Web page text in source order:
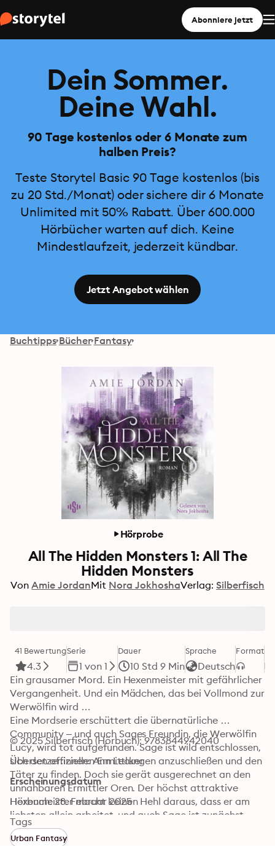
Abonniere jetzt
Dein Sommer.
Deine Wahl.
90 Tage kostenlos oder 6 Monate zum
halben Preis?
Teste Storytel Basic 90 Tage kostenlos (bis
zu 20 Std./Monat) oder sichere dir 6 Monate
Unlimited mit 50% Rabatt. Über 600.000
Hörbücher warten auf dich. Keine
Mindestlaufzeit, jederzeit kündbar.
Jetzt Angebot wählen
Buchtipps Bücher Fantasy
Hörprobe
All The Hidden Monsters 1: All The
Hidden Monsters
Von Amie JordanMit Nora JokhoshaVerlag: Silberfisch
41 Bewertung
4.3
Serie
1 von 1
Dauer
10 Std 9 Min
Sprache
Deutsch
Format
Ein grausamer Mord. Ein Hexenmeister mit gefährlicher
Vergangenheit. Und ein Mädchen, das bei Vollmond zur
Werwölfin wird …
Eine Mordserie erschüttert die übernatürliche
Community – und auch Sages Freundin, die Werwölfin
Lucy, wird tot aufgefunden. Sage ist wild entschlossen,
sich den offiziellen Ermittlungen anzuschließen und den
Täter zu finden. Doch sie gerät ausgerechnet an den
unnahbaren Ermittler Oren. Der höchst attraktive
Hexenmeister macht keinen Hehl daraus, dass er am
liebsten allein arbeitet, und auch Sage ist zunächst
nicht sehr begeistert. Schließlich ist Oren für seine
rabiaten Methoden bekannt. Doch während das
© 2025 Silberfisch (Hörbuch): 9783844942040
Übersetzer:innen: Ann Lecker
Erscheinungsdatum
Hörbuch: 28. Februar 2025
Tags
Urban Fantasy